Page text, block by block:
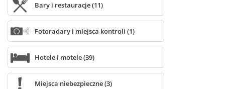
Bary i restauracje (11)
Fotoradary i miejsca kontroli (1)
Hotele i motele (39)
Miejsca niebezpieczne (3)